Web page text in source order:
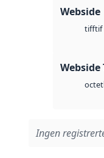
Webside
tifftif
Webside
octet
Ingen